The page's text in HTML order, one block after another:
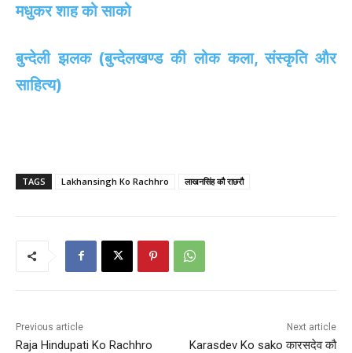
मधुकर शाह को साको
बुन्देली झलक (बुन्देलखण्ड की लोक कला, संस्कृति और
साहित्य)
TAGS Lakhansingh Ko Rachhro लाखनसिंह कौ राछरौ
Previous article
Raja Hindupati Ko Rachhro
Next article
Karasdev Ko sako कारसदेव कौ